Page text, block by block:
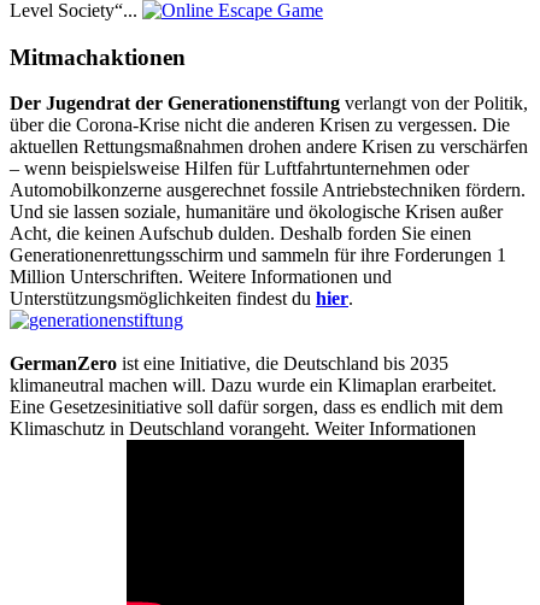
Level Society“...
Mitmachaktionen
Der Jugendrat der Generationenstiftung verlangt von der Politik,
über die Corona-Krise nicht die anderen Krisen zu vergessen. Die
aktuellen Rettungsmaßnahmen drohen andere Krisen zu verschärfen
– wenn beispielsweise Hilfen für Luftfahrtunternehmen oder
Automobilkonzerne ausgerechnet fossile Antriebstechniken fördern.
Und sie lassen soziale, humanitäre und ökologische Krisen außer
Acht, die keinen Aufschub dulden. Deshalb forden Sie einen
Generationenrettungsschirm und sammeln für ihre Forderungen 1
Million Unterschriften. Weitere Informationen und
Unterstützungsmöglichkeiten findest du hier.
GermanZero ist eine Initiative, die Deutschland bis 2035
klimaneutral machen will. Dazu wurde ein Klimaplan erarbeitet.
Eine Gesetzesinitiative soll dafür sorgen, dass es endlich mit dem
Klimaschutz in Deutschland vorangeht. Weiter Informationen